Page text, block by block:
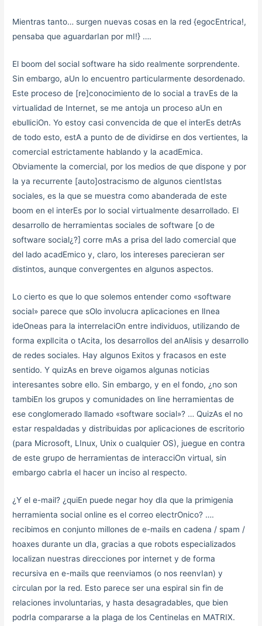
Mientras tanto… surgen nuevas cosas en la red {egocEntrica!,
pensaba que aguardarIan por mI!} ….
El boom del social software ha sido realmente sorprendente.
Sin embargo, aUn lo encuentro particularmente desordenado.
Este proceso de [re]conocimiento de lo social a travEs de la
virtualidad de Internet, se me antoja un proceso aUn en
ebulliciOn. Yo estoy casi convencida de que el interEs detrAs
de todo esto, estA a punto de de dividirse en dos vertientes, la
comercial estrictamente hablando y la acadEmica.
Obviamente la comercial, por los medios de que dispone y por
la ya recurrente [auto]ostracismo de algunos cientIstas
sociales, es la que se muestra como abanderada de este
boom en el interEs por lo social virtualmente desarrollado. El
desarrollo de herramientas sociales de software [o de
software social¿?] corre mAs a prisa del lado comercial que
del lado acadEmico y, claro, los intereses parecieran ser
distintos, aunque convergentes en algunos aspectos.
Lo cierto es que lo que solemos entender como «software
social» parece que sOlo involucra aplicaciones en lInea
ideOneas para la interrelaciOn entre individuos, utilizando de
forma explIcita o tAcita, los desarrollos del anAlisis y desarrollo
de redes sociales. Hay algunos Exitos y fracasos en este
sentido. Y quizAs en breve oigamos algunas noticias
interesantes sobre ello. Sin embargo, y en el fondo, ¿no son
tambiEn los grupos y comunidades on line herramientas de
ese conglomerado llamado «software social»? … QuizAs el no
estar respaldadas y distribuidas por aplicaciones de escritorio
(para Microsoft, LInux, Unix o cualquier OS), juegue en contra
de este grupo de herramientas de interacciOn virtual, sin
embargo cabrIa el hacer un inciso al respecto.
¿Y el e-mail? ¿quiEn puede negar hoy dIa que la primigenia
herramienta social online es el correo electrOnico? ….
recibimos en conjunto millones de e-mails en cadena / spam /
hoaxes durante un dIa, gracias a que robots especializados
localizan nuestras direcciones por internet y de forma
recursiva en e-mails que reenviamos (o nos reenvIan) y
circulan por la red. Esto parece ser una espiral sin fin de
relaciones involuntarias, y hasta desagradables, que bien
podrIa compararse a la plaga de los Centinelas en MATRIX.